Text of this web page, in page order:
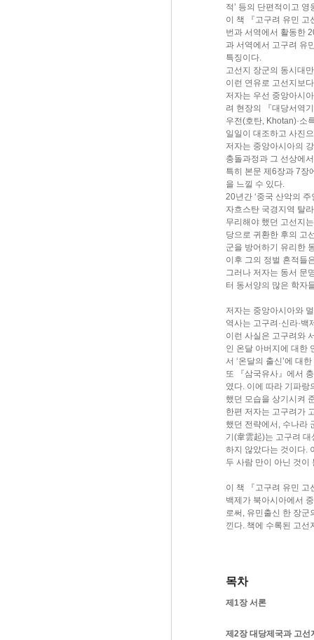
적’ 등의 단편적이고
이 책 『고구려 유민 고
번과 서역에서 활동한
과 서역에서 고구려 유
특징이다.
고선지 장군의 동시대
이런 연유로 고선지보
저자는 우선 중앙아시
려 현장의 『대당서역
우전(호탄, Khotan)·소
일일이 대조하고 사진
저자는 중앙아시아의
충돌과정과 그 선상에
특히 본문 제6장과 7장
을 느낄 수 있다.
20년간 ‘중국 산악의
자흐스탄 국경지역 탈
무리해야 했던 고선지
당으로 귀환한 후의 고
군을 방어하기 유리한
이후 그의 정벌 흔적들
그러나 저자는 동서 문
터 동서양의 많은 학자
저자는 중앙아시아와
역사는 고구려·신라·
이런 사실은 고구려와
인 온달 아버지에 대한
서 ‘온달의 출신’에 대
또 『삼국유사』에서
였다. 이에 따라 기파
했던 모습을 상기시켜
한편 저자는 고구려가
했던 전략에서, 수나라
기(韋雲起)는 고구려
하지 않았다는 것이다.
두 사람 만이 아닌 것
이 책 『고구려 유민 고
백제가 북아시아에서
로써, 유민출신 한 장군
낀다. 책에 수록된 고
목차
제1장 서론
제2장 대당제국과 고선